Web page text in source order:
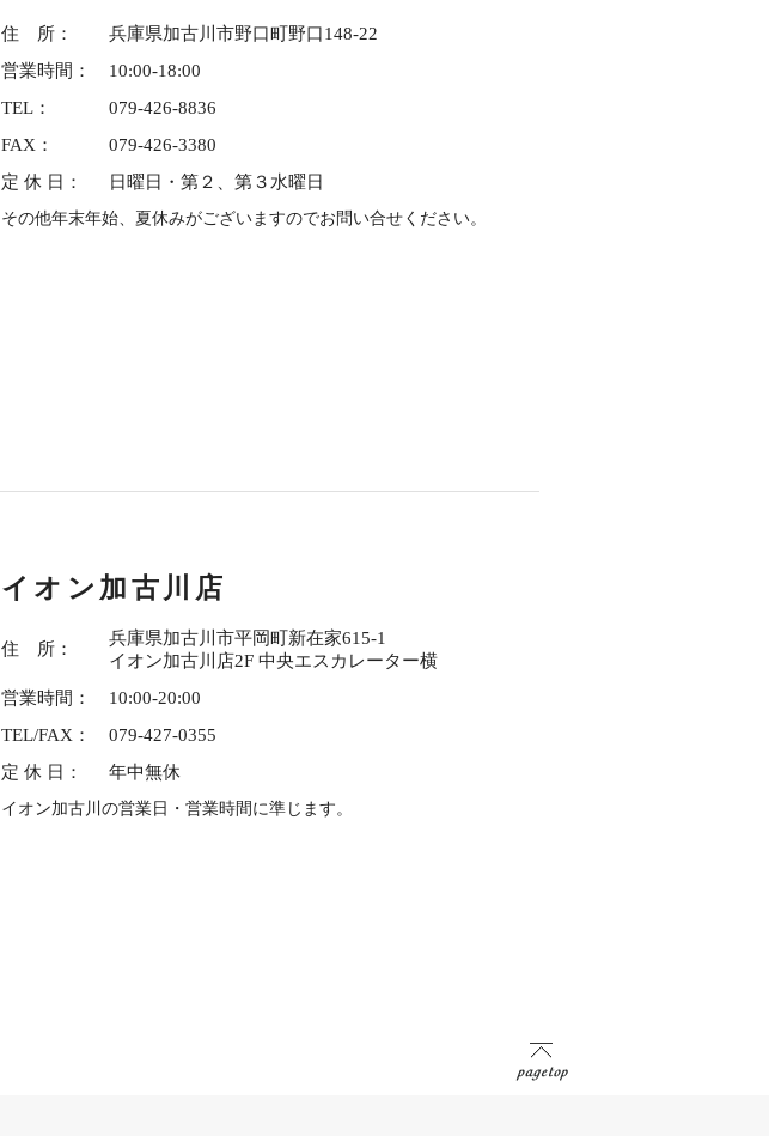
住 所：
兵庫県加古川市野口町野口148-22
営業時間：
10:00-18:00
TEL：
079-426-8836
FAX：
079-426-3380
定 休 日：
日曜日・第２、第３水曜日
その他年末年始、夏休みがございますのでお問い合せください。
イオン加古川店
住 所：
兵庫県加古川市平岡町新在家615-1
イオン加古川店2F 中央エスカレーター横
営業時間：
10:00-20:00
TEL/FAX：
079-427-0355
定 休 日：
年中無休
イオン加古川の営業日・営業時間に準じます。